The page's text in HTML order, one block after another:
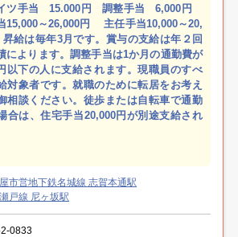
ツ手当 15.000円 調整手当 6,000円
15,000～26,000円 主任手当10,000～20,
給は毎年3月です。賞与の支給は年２回
によります。調整手当は1か月の通勤費が
以下の人に支給されます。現職員のすべ
対象者です。就職のために転居をお考え
相談ください。徒歩または自転車で通勤
合は、住宅手当20,000円が別途支給され
市営地下鉄名城線 志賀本通駅
戸線 尼ヶ坂駅
0833